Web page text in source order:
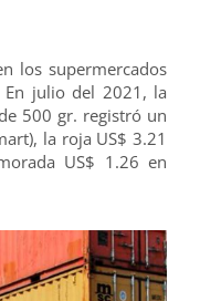
los supermercados
En julio del 2021, la
500 gr. registró un
la roja US$ 3.21
US$ 1.26 en